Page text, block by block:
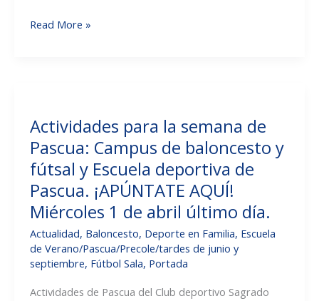
primera
Crónicas
infantil
«B»
contra
Alboraya.
Read More »
Actividades para la semana de
Pascua: Campus de baloncesto y
fútsal y Escuela deportiva de
Pascua. ¡APÚNTATE AQUÍ!
Miércoles 1 de abril último día.
Actualidad, Baloncesto, Deporte en Familia, Escuela
de Verano/Pascua/Precole/tardes de junio y
septiembre, Fútbol Sala, Portada
Actividades de Pascua del Club deportivo Sagrado